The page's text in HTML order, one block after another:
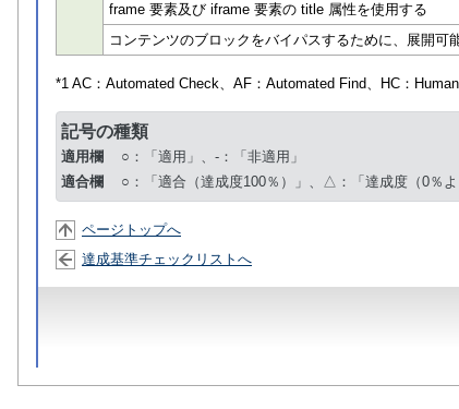
frame 要素及び iframe 要素の title 属性を使用する
コンテンツのブロックをバイパスするために、展開可
*1 AC： Automated Check、AF： Automated Find、HC：
記号の種類
適用欄
○：「適用」、-：「非適用」
適合欄
○：「適合（達成度100％）」、△：「達成度（0％
ページトップへ
達成基準チェックリストへ